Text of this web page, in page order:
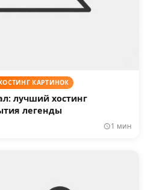
КАРТИНОК
лучший хостинг
легенды
1 мин